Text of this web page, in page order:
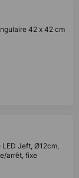
42 x 42 cm
Jeft, Ø12cm,
arrêt, fixe